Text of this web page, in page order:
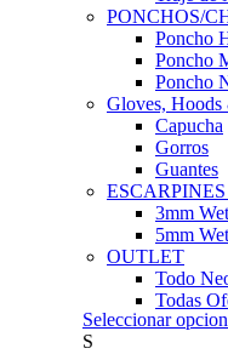
PONCHOS/
Poncho
Poncho
Poncho
Gloves, Hoods
Capucha
Gorros
Guantes
3mm
5mm
OUTLET
Todo
Todas
Seleccionar
S